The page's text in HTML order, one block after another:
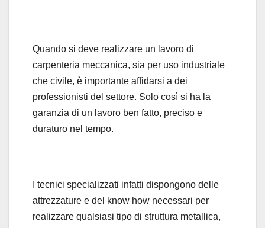
Quando si deve realizzare un lavoro di
carpenteria meccanica, sia per uso industriale
che civile, è importante affidarsi a dei
professionisti del settore. Solo così si ha la
garanzia di un lavoro ben fatto, preciso e
duraturo nel tempo.
I tecnici specializzati infatti dispongono delle
attrezzature e del know how necessari per
realizzare qualsiasi tipo di struttura metallica,